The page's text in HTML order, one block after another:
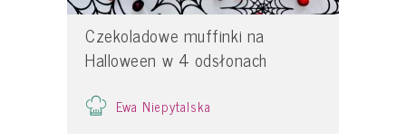
Czekoladowe muffinki na
Halloween w 4 odsłonach
Ewa Niepytalska